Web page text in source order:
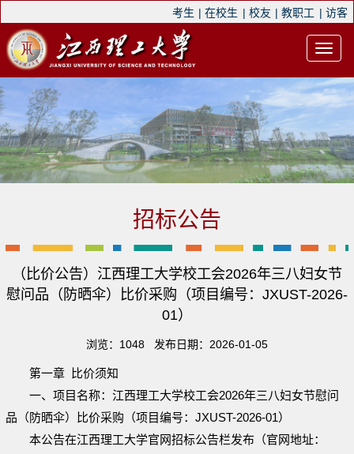
考生 | 在校生 | 校友 | 教职工 | 访客
招标公告
（比价公告）江西理工大学校工会2026年三八妇女节
慰问品（防晒伞）比价采购（项目编号：JXUST-2026-
01）
浏览： 1048 发布日期：2026-01-05
第一章
比价须知
一、项目名称：江西理工大学校工会2026年三八妇女节慰问
品（防晒伞）比价采购（项目编号：JXUST-2026-01）
本公告在江西理工大学官网招标公告栏发布（官网地址：